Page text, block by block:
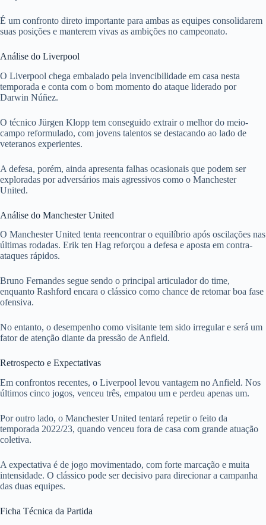
É um confronto direto importante para ambas as equipes consolidarem
suas posições e manterem vivas as ambições no campeonato.
Análise do Liverpool
O Liverpool chega embalado pela invencibilidade em casa nesta
temporada e conta com o bom momento do ataque liderado por
Darwin Núñez.
O técnico Jürgen Klopp tem conseguido extrair o melhor do meio-
campo reformulado, com jovens talentos se destacando ao lado de
veteranos experientes.
A defesa, porém, ainda apresenta falhas ocasionais que podem ser
exploradas por adversários mais agressivos como o Manchester
United.
Análise do Manchester United
O Manchester United tenta reencontrar o equilíbrio após oscilações nas
últimas rodadas. Erik ten Hag reforçou a defesa e aposta em contra-
ataques rápidos.
Bruno Fernandes segue sendo o principal articulador do time,
enquanto Rashford encara o clássico como chance de retomar boa fase
ofensiva.
No entanto, o desempenho como visitante tem sido irregular e será um
fator de atenção diante da pressão de Anfield.
Retrospecto e Expectativas
Em confrontos recentes, o Liverpool levou vantagem no Anfield. Nos
últimos cinco jogos, venceu três, empatou um e perdeu apenas um.
Por outro lado, o Manchester United tentará repetir o feito da
temporada 2022/23, quando venceu fora de casa com grande atuação
coletiva.
A expectativa é de jogo movimentado, com forte marcação e muita
intensidade. O clássico pode ser decisivo para direcionar a campanha
das duas equipes.
Ficha Técnica da Partida